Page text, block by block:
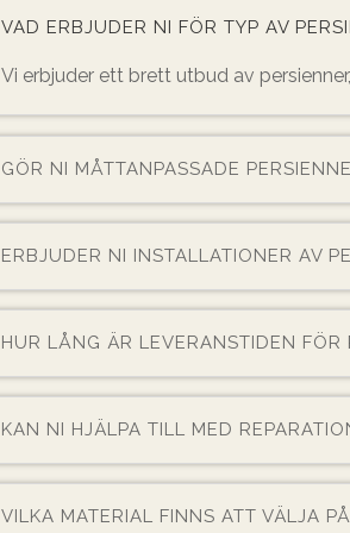
VAD ERBJUDER NI FÖR TYP AV
Vi erbjuder ett brett utbud av
GÖR NI MÅTTANPASSADE
ERBJUDER NI INSTALLATIONER AV
HUR LÅNG ÄR LEVERANSTIDEN FÖR
KAN NI HJÄLPA TILL MED
VILKA MATERIAL FINNS ATT VÄLJA